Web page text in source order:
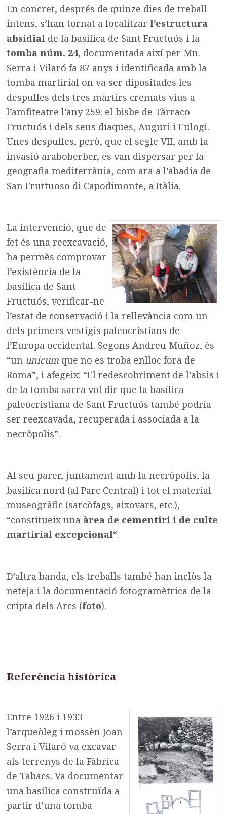
En concret, després de quinze dies de treball
intens, s’han tornat a localitzarl’estructura
absidial de la basílica de Sant Fructuós i la
tomba núm. 24, documentada així per Mn.
Serra i Vilaró fa 87 anys i identificada amb la
tomba martirial on va ser dipositades les
despulles dels tres màrtirs cremats vius a
l’amfiteatre l’any 259: el bisbe de Tàrraco
Fructuós i dels seus diaques, Auguri i Eulogi.
Unes despulles, però, que el segle VII, amb la
invasió araboberber, es van dispersar per la
geografia mediterrània, com ara a l’abadia de
San Fruttuoso di Capodimonte, a Itàlia.
La intervenció, que de
fet és una reexcavació,
ha permès comprovar
l’existència de la
basílica de Sant
Fructuós, verificar-ne
l’estat de conservació i la rellevància com un
dels primers vestigis paleocristians de
l’Europa occidental. Segons Andreu Muñoz, és
“un unicum que no es troba enlloc fora de
Roma”, i afegeix: “El redescobriment de l’absis i
de la tomba sacra vol dir que la basílica
paleocristiana de Sant Fructuós també podria
ser reexcavada, recuperada i associada a la
necròpolis”.
Al seu parer, juntament amb la necròpolis, la
basílica nord (al Parc Central) i tot el material
museogràfic (sarcòfags, aixovars, etc.),
“constitueix una àrea de cementiri i de culte
martirial excepcional“.
D’altra banda, els treballs també han inclòs la
neteja i la documentació fotogramètrica de la
cripta dels Arcs (foto).
Referència històrica
Entre 1926 i 1933
l’arqueòleg i mossèn Joan
Serra i Vilaró va excavar
als terrenys de la Fàbrica
de Tabacs. Va documentar
una basílica construïda a
partir d’una tomba